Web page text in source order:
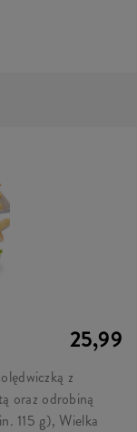
25,99
z
oraz odrobiną
115 g), Wielka